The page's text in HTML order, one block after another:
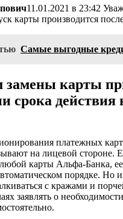
11.01.2021 в 23:42
карты производится
Самые выгодные
замены карты
срока
платежных карт
на лицевой стороне.
карты Альфа-Банка,
порядке. Но
с кражами и
заявлять о